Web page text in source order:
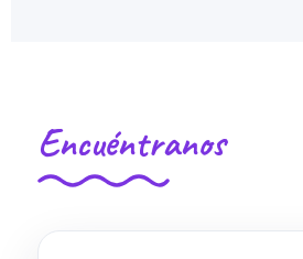
Encuéntranos